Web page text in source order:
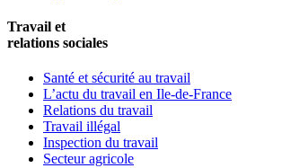
Travail et
relations sociales
Santé et sécurité au travail
L’actu du travail en Ile-de-France
Relations du travail
Travail illégal
Inspection du travail
Secteur agricole